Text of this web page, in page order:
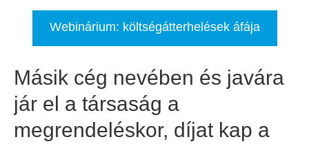
Webinárium: költségátterhelések áfája
Másik cég nevében és javára
jár el a társaság a
megrendeléskor, díjat kap a